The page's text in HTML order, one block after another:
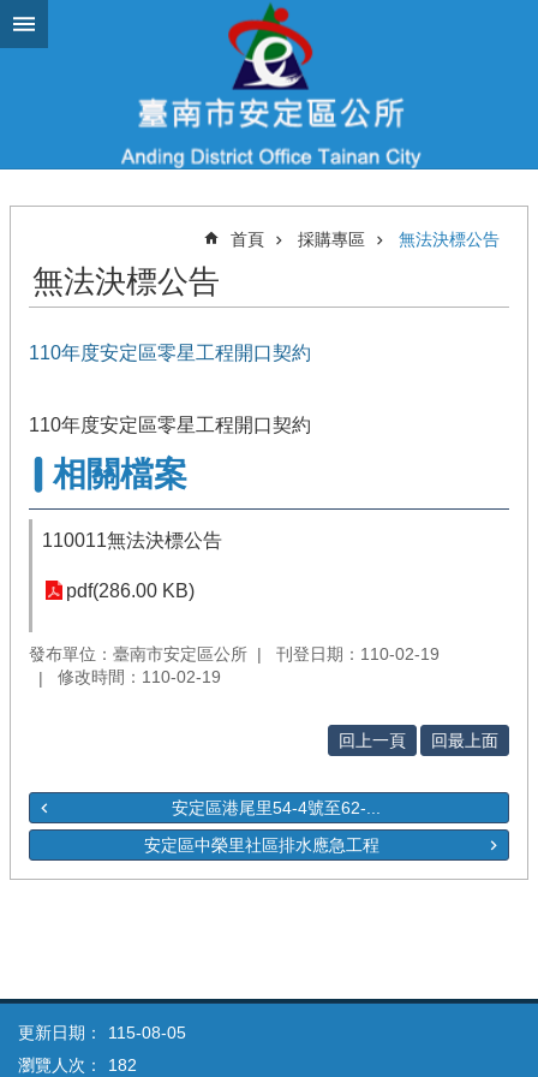
跳到主要內容區塊
首頁 採購專區 無法決標公告
無法決標公告
110年度安定區零星工程開口契約
110年度安定區零星工程開口契約
相關檔案
110011無法決標公告
pdf(286.00 KB)
發布單位：臺南市安定區公所
刊登日期：110-02-19
修改時間：110-02-19
回上一頁 回最上面
安定區港尾里54-4號至62-...
安定區中榮里社區排水應急工程
更新日期：
115-08-05
瀏覽人次：
182